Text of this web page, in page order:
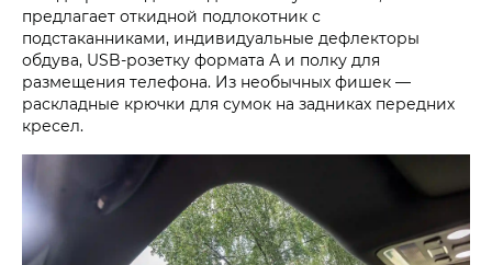
предлагает откидной подлокотник с
подстаканниками, индивидуальные дефлекторы
обдува, USB-розетку формата А и полку для
размещения телефона. Из необычных фишек —
раскладные крючки для сумок на задниках передних
кресел.